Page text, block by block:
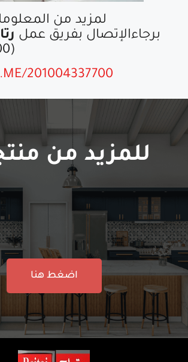
لمزيد من
برجاءالإتصال بفريق عمل
(01004337700)
201004337700
للمزيد من
اضغط هنا